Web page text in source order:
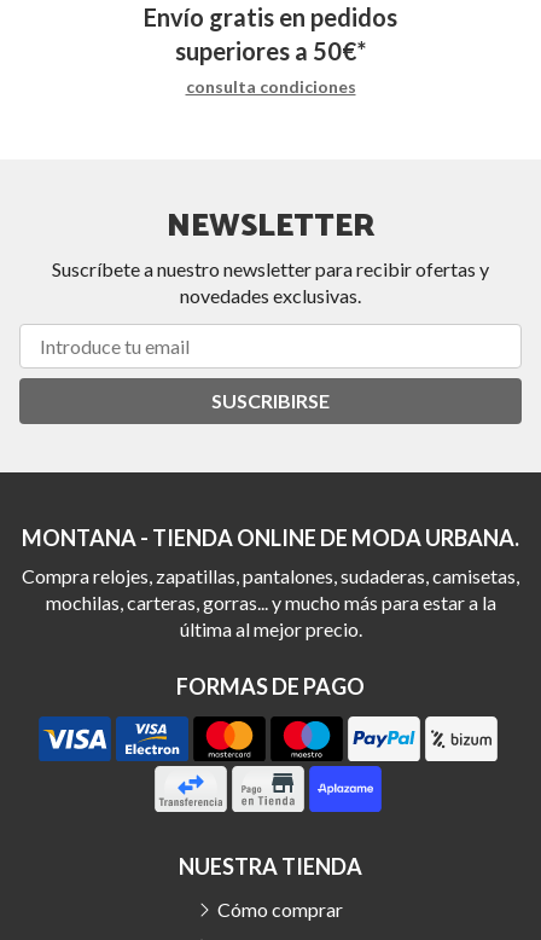
Envío gratis en pedidos
superiores a 50€*
consulta condiciones
NEWSLETTER
Suscríbete a nuestro newsletter para recibir ofertas y
novedades exclusivas.
SUSCRIBIRSE
MONTANA - TIENDA ONLINE DE MODA URBANA.
Compra relojes, zapatillas, pantalones, sudaderas, camisetas,
mochilas, carteras, gorras... y mucho más para estar a la
última al mejor precio.
FORMAS DE PAGO
NUESTRA TIENDA
Cómo comprar